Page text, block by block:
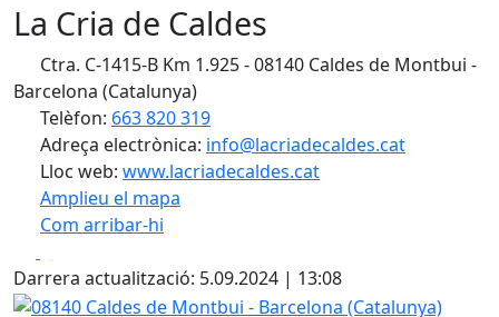
La Cria de Caldes
Ctra. C-1415-B Km 1.925 - 08140 Caldes de Montbui -
Barcelona (Catalunya)
Telèfon: 663 820 319
Adreça electrònica: info@lacriadecaldes.cat
Lloc web: www.lacriadecaldes.cat
Amplieu el mapa
Com arribar-hi
+
−
Darrera actualització: 5.09.2024 | 13:08
08140 Caldes de Montbui - Barcelona (Catalunya)